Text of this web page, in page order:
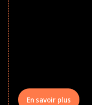
En savoir plus